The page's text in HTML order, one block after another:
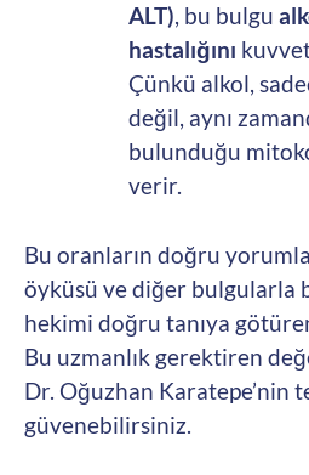
ALT), bu bulgu
hastalığını
Çünkü alkol,
değil, aynı
bulunduğu
verir.
Bu oranların doğru
öyküsü ve diğer bulgularla
hekimi doğru tanıya
Bu uzmanlık gerektiren
Dr. Oğuzhan Karatepe’nin
güvenebilirsiniz.